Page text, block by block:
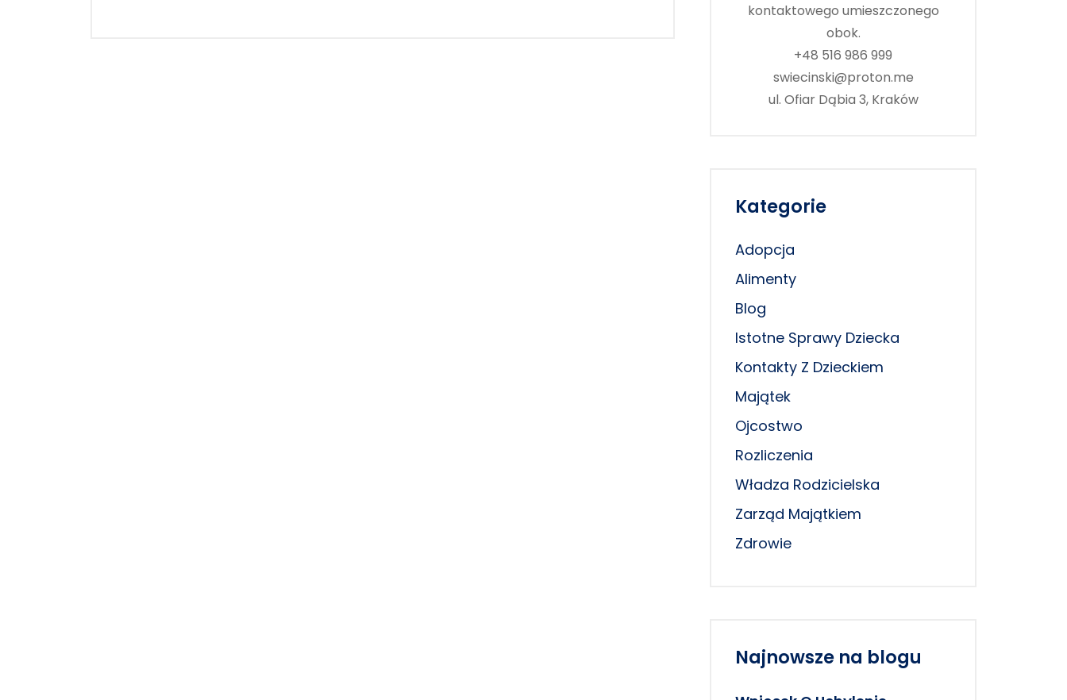
kontaktowego umieszczonego
obok.
+48 516 986 999
swiecinski@proton.me
ul. Ofiar Dąbia 3, Kraków
Kategorie
Adopcja
Alimenty
Blog
Istotne Sprawy Dziecka
Kontakty Z Dzieckiem
Majątek
Ojcostwo
Rozliczenia
Władza Rodzicielska
Zarząd Majątkiem
Zdrowie
Najnowsze na blogu